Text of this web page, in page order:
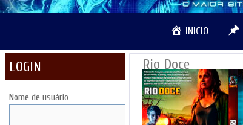
INICIO
Rio Doce
LOGIN
Nome de usuário